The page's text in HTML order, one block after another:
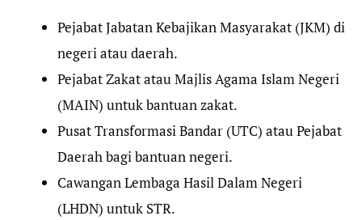
Pejabat Jabatan Kebajikan Masyarakat (JKM) di
negeri atau daerah.
Pejabat Zakat atau Majlis Agama Islam Negeri
(MAIN) untuk bantuan zakat.
Pusat Transformasi Bandar (UTC) atau Pejabat
Daerah bagi bantuan negeri.
Cawangan Lembaga Hasil Dalam Negeri
(LHDN) untuk STR.